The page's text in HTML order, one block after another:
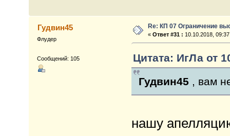
Гудвин45
Флудер
Сообщений: 105
Re: КП 07 Ограничение
«Ответ #31 : 10.10.2018,
Цитата: ИгЛа от
Гудвин45 , вам
нашу